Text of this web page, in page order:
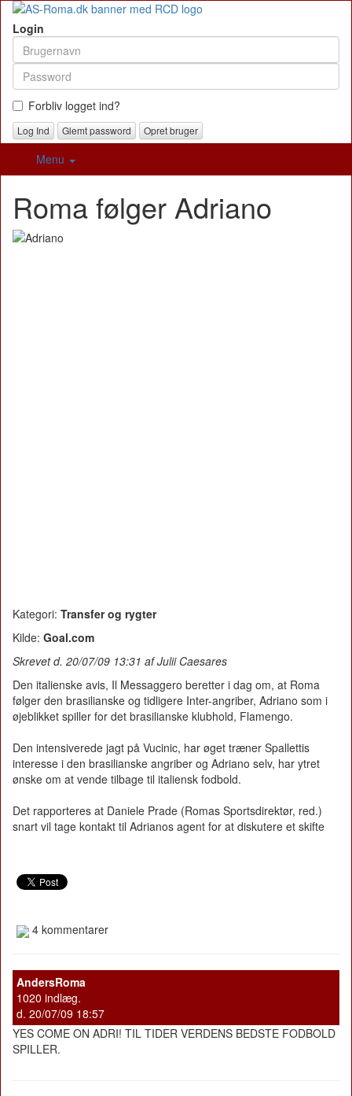
Login
Forbliv logget ind?
Glemt password Opret bruger
Menu
Roma følger Adriano
Kategori: Transfer og rygter
Kilde: Goal.com
Skrevet d. 20/07/09 13:31 af Julii Caesares
Den italienske avis, Il Messaggero beretter i dag om, at Roma
følger den brasilianske og tidligere Inter-angriber, Adriano som i
øjeblikket spiller for det brasilianske klubhold, Flamengo.
Den intensiverede jagt på Vucinic, har øget træner Spallettis
interesse i den brasilianske angriber og Adriano selv, har ytret
ønske om at vende tilbage til italiensk fodbold.
Det rapporteres at Daniele Prade (Romas Sportsdirektør, red.)
snart vil tage kontakt til Adrianos agent for at diskutere et skifte
4 kommentarer
AndersRoma
1020 indlæg.
d. 20/07/09 18:57
YES COME ON ADRI! TIL TIDER VERDENS BEDSTE FODBOLD
SPILLER.